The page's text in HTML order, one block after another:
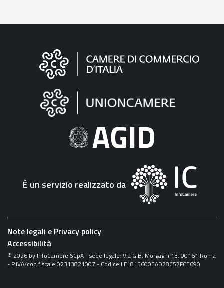
Informazioni
"Fattura
Elettronica"
È un servizio realizzato da
Note legali e Privacy policy
Accessibilità
© 2026 by InfoCamere SCpA - sede legale: Via G.B. Morgagni 13, 00161 Roma
- P.IVA/cod.fiscale 02313821007 - Codice LEI 815600EAD78C57FCE690